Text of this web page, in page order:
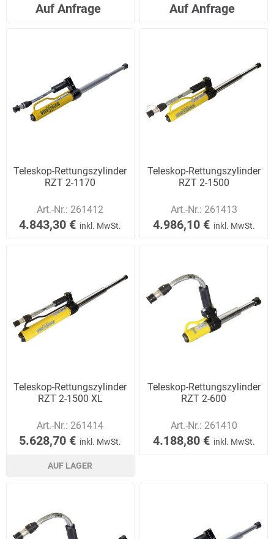
Auf Anfrage Auf Anfrage
Teleskop-Rettungszylinder
RZT 2-1170
Art.-Nr.: 261412
4.843,30 € inkl. MwSt.
Teleskop-Rettungszylinder
RZT 2-1500
Art.-Nr.: 261413
4.986,10 € inkl. MwSt.
Teleskop-Rettungszylinder
RZT 2-1500 XL
Art.-Nr.: 261414
5.628,70 € inkl. MwSt.
AUF LAGER
Teleskop-Rettungszylinder
RZT 2-600
Art.-Nr.: 261410
4.188,80 € inkl. MwSt.